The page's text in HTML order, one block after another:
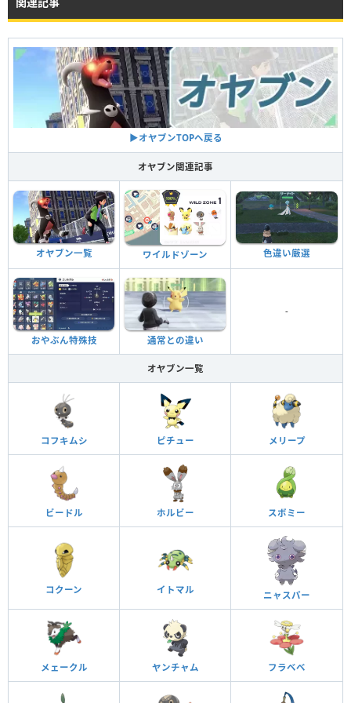
▶︎オヤブンTOPへ戻る
オヤブン関連記事
オヤブン一覧 ワイルドゾーン 色違い厳選
おやぶん特殊技 通常との違い
-
オヤブン一覧
コフキムシ ピチュー メリープ
ビードル ホルビー スボミー
コクーン イトマル ニャスパー
メェークル ヤンチャム フラベベ